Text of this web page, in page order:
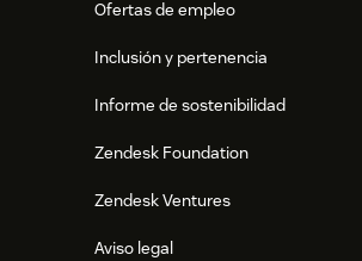
Ofertas de empleo
Inclusión y pertenencia
Informe de sostenibilidad
Zendesk Foundation
Zendesk Ventures
Aviso legal